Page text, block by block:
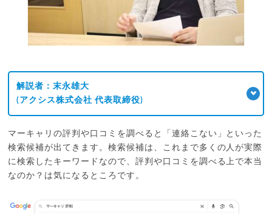
解説者：末永雄大
(アクシス株式会社 代表取締役)
マーキャリの評判や口コミを調べると「連絡こない」といった
検索候補が出てきます。検索候補は、これまで多くの人が実際
に検索したキーワードなので、評判や口コミを調べる上で本当
なのか？は気になるところです。